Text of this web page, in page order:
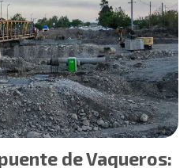
de Vaqueros: